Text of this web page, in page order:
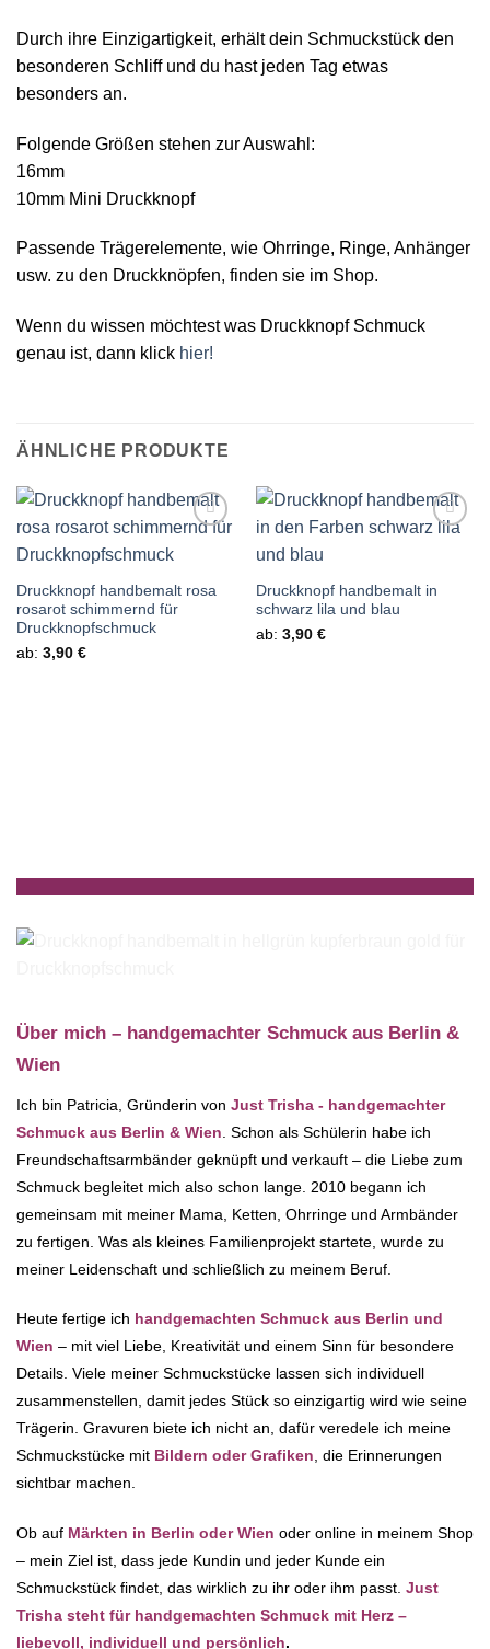
Durch ihre Einzigartigkeit, erhält dein Schmuckstück den
besonderen Schliff und du hast jeden Tag etwas
besonders an.
Folgende Größen stehen zur Auswahl:
16mm
10mm Mini Druckknopf
Passende Trägerelemente, wie Ohrringe, Ringe, Anhänger
usw. zu den Druckknöpfen, finden sie im Shop.
Wenn du wissen möchtest was Druckknopf Schmuck
genau ist, dann klick hier!
ÄHNLICHE PRODUKTE
Wunschliste
Druckknopf handbemalt rosa
rosarot schimmernd für
Druckknopfschmuck
ab: 3,90 €
Druckknopf handbemalt in
schwarz lila und blau
ab: 3,90 €
Über mich – handgemachter Schmuck aus Berlin &
Wien
Ich bin Patricia, Gründerin von Just Trisha - handgemachter
Schmuck aus Berlin & Wien . Schon als Schülerin habe ich
Freundschaftsarmbänder geknüpft und verkauft – die Liebe zum
Schmuck begleitet mich also schon lange. 2010 begann ich
gemeinsam mit meiner Mama, Ketten, Ohrringe und Armbänder
zu fertigen. Was als kleines Familienprojekt startete, wurde zu
meiner Leidenschaft und schließlich zu meinem Beruf.
Heute fertige ich handgemachten Schmuck aus Berlin und
Wien – mit viel Liebe, Kreativität und einem Sinn für besondere
Details. Viele meiner Schmuckstücke lassen sich individuell
zusammenstellen, damit jedes Stück so einzigartig wird wie seine
Trägerin. Gravuren biete ich nicht an, dafür veredele ich meine
Schmuckstücke mit Bildern oder Grafiken, die Erinnerungen
sichtbar machen.
Ob auf Märkten in Berlin oder Wien oder online in meinem Shop
– mein Ziel ist, dass jede Kundin und jeder Kunde ein
Schmuckstück findet, das wirklich zu ihr oder ihm passt. Just
Trisha steht für handgemachten Schmuck mit Herz –
liebevoll, individuell und persönlich.